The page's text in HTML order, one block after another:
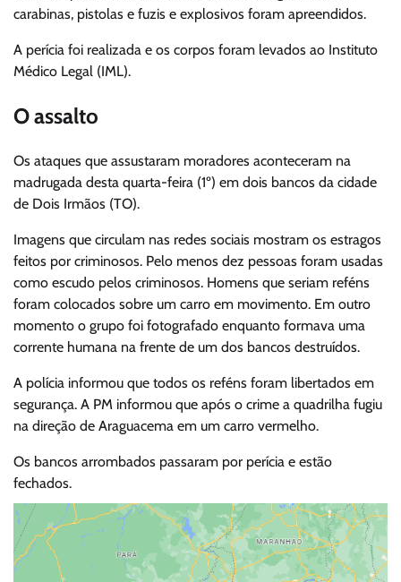
carabinas, pistolas e fuzis e explosivos foram apreendidos.
A perícia foi realizada e os corpos foram levados ao Instituto
Médico Legal (IML).
O assalto
Os ataques que assustaram moradores aconteceram na
madrugada desta quarta-feira (1º) em dois bancos da cidade
de Dois Irmãos (TO).
Imagens que circulam nas redes sociais mostram os estragos
feitos por criminosos. Pelo menos dez pessoas foram usadas
como escudo pelos criminosos. Homens que seriam reféns
foram colocados sobre um carro em movimento. Em outro
momento o grupo foi fotografado enquanto formava uma
corrente humana na frente de um dos bancos destruídos.
A polícia informou que todos os reféns foram libertados em
segurança. A PM informou que após o crime a quadrilha fugiu
na direção de Araguacema em um carro vermelho.
Os bancos arrombados passaram por perícia e estão
fechados.